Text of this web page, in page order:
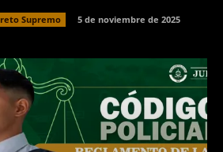
Supremo 5 de noviembre de 2025